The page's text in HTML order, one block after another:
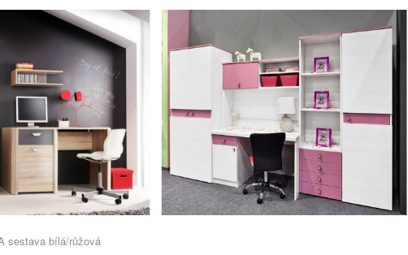
sestava bílá/růžová